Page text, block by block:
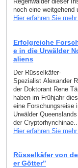
noch eine weitgehend
Hier erfahren Sie
Erfolgreiche
e in die Urwälder
aliens
Der Rüsselkäfer-
Spezialist Alexander
der Doktorant Rene
haben im Frühjahr
eine Forschungsreise
Urwälder
der Cryptorhynchinae...
Hier erfahren Sie
Rüsselkäfer von
er Götter”